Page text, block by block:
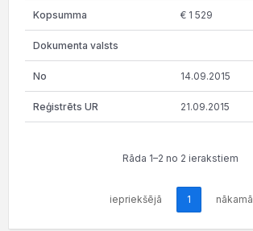
€ 1 529
14.09.2015
21.09.2015
Rāda 1–2 no 2 ierakstiem
iepriekšējā 1 nākamā